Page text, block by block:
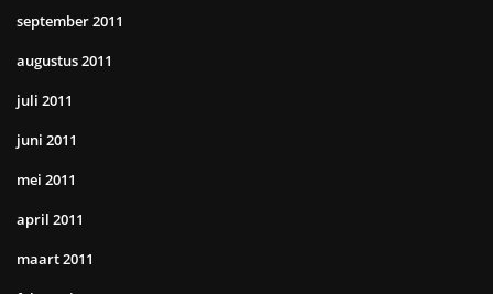
september 2011
augustus 2011
juli 2011
juni 2011
mei 2011
april 2011
maart 2011